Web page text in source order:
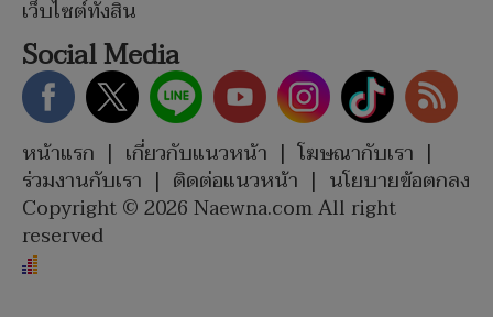
เว็บไซต์ทั้งสิ้น
Social Media
หน้าแรก | เกี่ยวกับแนวหน้า | โฆษณากับเรา |
ร่วมงานกับเรา | ติดต่อแนวหน้า | นโยบายข้อตกลง
Copyright © 2026 Naewna.com All right
reserved